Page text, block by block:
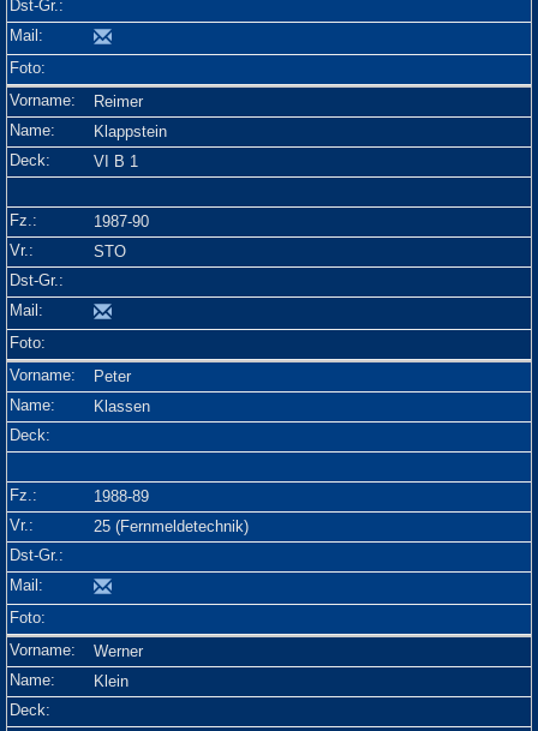
Reimer
Klappstein
VI B 1
1987-90
STO
Peter
Klassen
1988-89
25 (Fernmeldetechnik)
Werner
Klein